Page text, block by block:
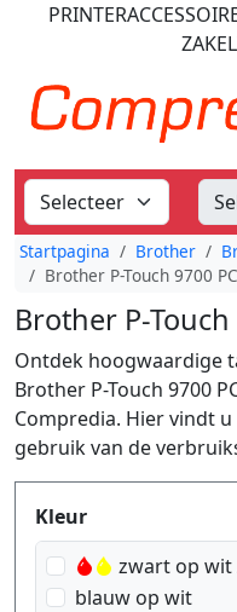
Startpagina Brother
Brother P-Touch 9700 PC
Brother P-Touch
Ontdek hoogwaardige
Brother P-Touch 9700
Compredia. Hier vindt
gebruik van de
Produktfilter
Kleur
zwart op
blauw op wit